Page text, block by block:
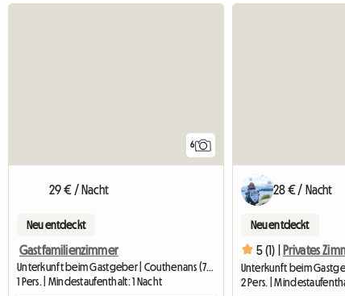
6
29 € / Nacht
Neu entdeckt
Gastfamilienzimmer
Unterkunft beim Gastgeber | Couthenans (70400) | 18 M2
1 Pers. | Mindestaufenthalt: 1 Nacht
28 € / Nacht
Neu entdeckt
5 (1) |
2 Pers. |